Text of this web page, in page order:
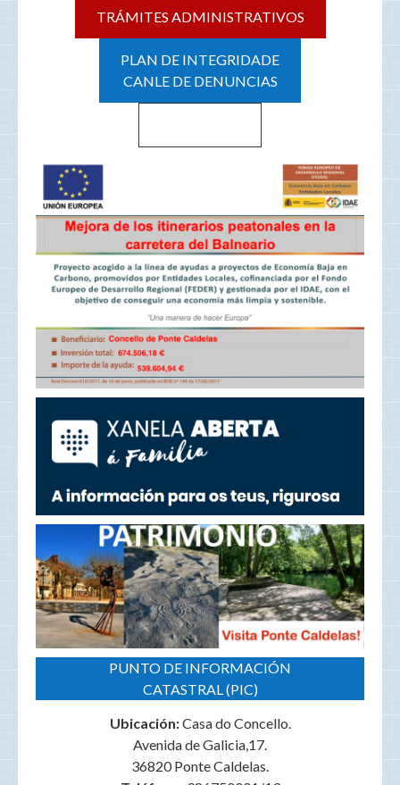
TRÁMITES ADMINISTRATIVOS
PLAN DE INTEGRIDADE
CANLE DE DENUNCIAS
PUNTO DE INFORMACIÓN
CATASTRAL (PIC)
Ubicación:Casa do Concello.
Avenida de Galicia,17.
36820 Ponte Caldelas.